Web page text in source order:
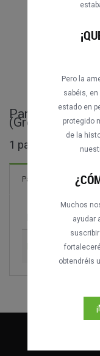
Partidos
(Greek 2nd Div)
1 partidos
Partidos ¡Nuevo!
Panachaiki FC vs.
Pero la
sabéis,
estado en
protegido
de la
Muchos
ayudar
obtendréis